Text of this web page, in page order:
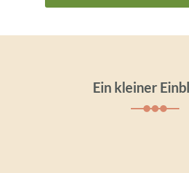
Ein kleiner